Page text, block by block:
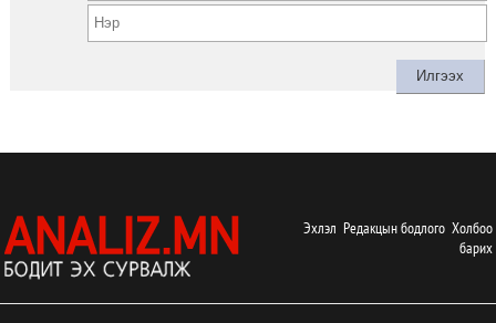
Эхлэл Редакцын бодлого Холбоо
барих